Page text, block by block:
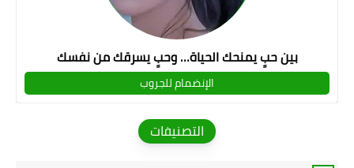
بين حبٍ يمنحك الحياة… وحبٍ يسرقك من نفسك
الإنضمام للجروب
التصنيفات